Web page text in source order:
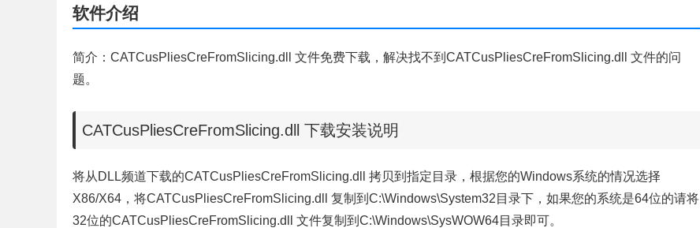
软件介绍
简介：CATCusPliesCreFromSlicing.dll 文件免费下载，解决找不到CATCusPliesCreFromSlicing.dll 文件的问
题。
CATCusPliesCreFromSlicing.dll 下载安装说明
将从DLL频道下载的CATCusPliesCreFromSlicing.dll 拷贝到指定目录，根据您的Windows系统的情况选择
X86/X64，将CATCusPliesCreFromSlicing.dll 复制到C:\Windows\System32目录下，如果您的系统是64位的请将
32位的CATCusPliesCreFromSlicing.dll 文件复制到C:\Windows\SysWOW64目录即可。